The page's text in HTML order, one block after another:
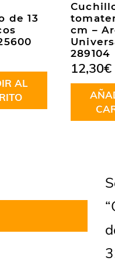
de 13
AL
cm –
289104
12,30€